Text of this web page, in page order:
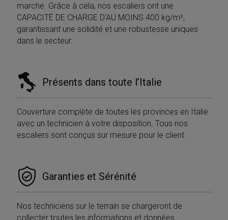
marche. Grâce à cela, nos escaliers ont une
CAPACITÉ DE CHARGE D’AU MOINS 400 kg/m²,
garantissant une solidité et une robustesse uniques
dans le secteur.
Présents dans toute l’Italie
Couverture complète de toutes les provinces en Italie
avec un technicien à votre disposition. Tous nos
escaliers sont conçus sur mesure pour le client.
Garanties et Sérénité
Nos techniciens sur le terrain se chargeront de
collecter toutes les informations et données